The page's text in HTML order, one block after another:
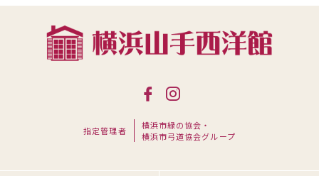
指定管理者
横浜市緑の協会・
横浜市弓道協会グループ